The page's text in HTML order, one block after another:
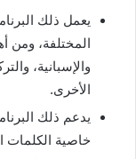
يعمل ذلك
المختلفة، ومن
والإسبانية،
الأخرى.
يدعم ذلك
خاصية الكلمات